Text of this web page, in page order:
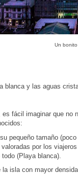
Un
blanca y las aguas
fácil imaginar que
pequeño tamaño
por los viajeros
(Playa blanca).
la isla con mayor